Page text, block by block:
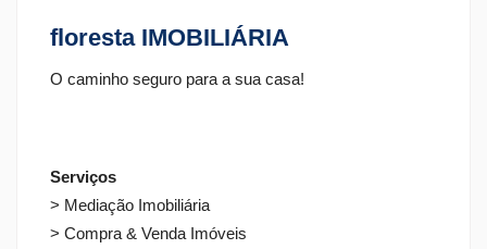
floresta IMOBILIÁRIA
O caminho seguro para a sua casa!
Serviços
> Mediação Imobiliária
> Compra & Venda Imóveis